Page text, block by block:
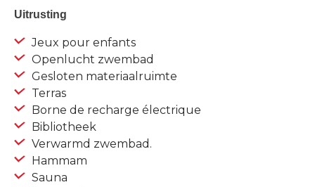
Uitrusting
Jeux pour enfants
Openlucht zwembad
Gesloten materiaalruimte
Terras
Borne de recharge électrique
Bibliotheek
Verwarmd zwembad.
Hammam
Sauna